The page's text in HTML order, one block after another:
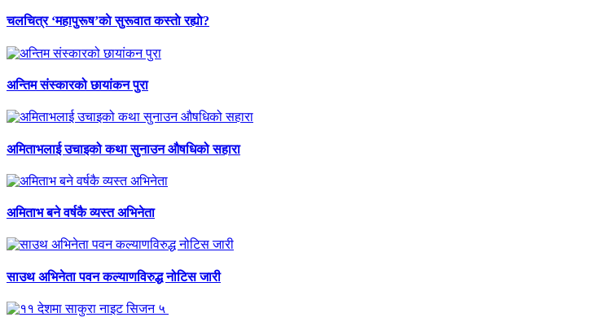
चलचित्र ‘महापुरूष’काे सुरूवात कस्ताे रह्याे?
अन्तिम संस्कारको छायांकन पुरा
अमिताभलाई उचाइको कथा सुनाउन औषधिको सहारा
अमिताभ बने वर्षकै व्यस्त अभिनेता
साउथ अभिनेता पवन कल्याणविरुद्ध नोटिस जारी